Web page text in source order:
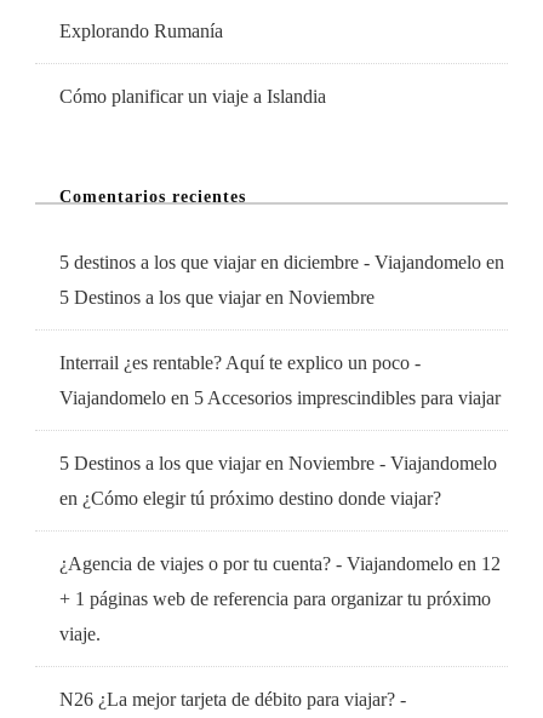
Explorando Rumanía
Cómo planificar un viaje a Islandia
Comentarios recientes
5 destinos a los que viajar en diciembre - Viajandomelo en
5 Destinos a los que viajar en Noviembre
Interrail ¿es rentable? Aquí te explico un poco -
Viajandomelo en 5 Accesorios imprescindibles para viajar
5 Destinos a los que viajar en Noviembre - Viajandomelo
en ¿Cómo elegir tú próximo destino donde viajar?
¿Agencia de viajes o por tu cuenta? - Viajandomelo en 12
+ 1 páginas web de referencia para organizar tu próximo
viaje.
N26 ¿La mejor tarjeta de débito para viajar? -